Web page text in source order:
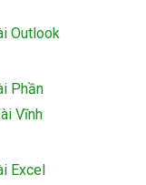
Outlook
Phần
Vĩnh
Excel